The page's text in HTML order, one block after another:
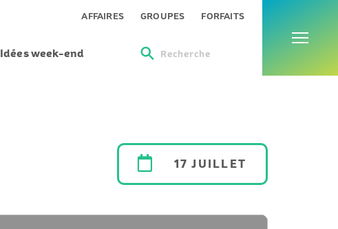
Menu
Idées week-end
AFFAIRES GROUPES FORFAITS
Recherche
17 JUILLET